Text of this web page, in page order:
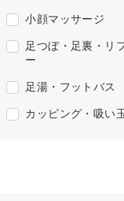
小顔マッサージ
足つぼ・足裏・リ
ー
足湯・フットバス
カッピング・吸い